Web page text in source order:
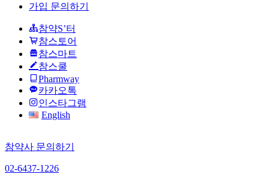
가입 문의하기
참약S’터
참스토어
참스마트
참스쿨
Pharmway
카카오톡
인스타그램
English
참약사 문의하기
02-6437-1226